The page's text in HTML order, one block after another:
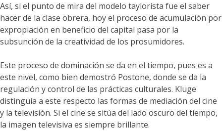
Así, si el punto de mira del modelo taylorista fue el saber
hacer de la clase obrera, hoy el proceso de acumulación por
expropiación en beneficio del capital pasa por la
subsunción de la creatividad de los prosumidores.
Este proceso de dominación se da en el tiempo, pues es a
este nivel, como bien demostró Postone, donde se da la
regulación y control de las prácticas culturales. Kluge
distinguía a este respecto las formas de mediación del cine
y la televisión. Si el cine se sitúa del lado oscuro del tiempo,
la imagen televisiva es siempre brillante.